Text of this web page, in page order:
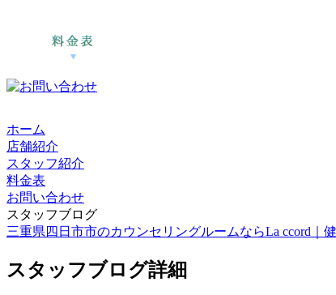
ホーム
店舗紹介
スタッフ紹介
料金表
お問い合わせ
スタッフブログ
三重県四日市市のカウンセリングルームならLa ccord｜
スタッフブログ詳細